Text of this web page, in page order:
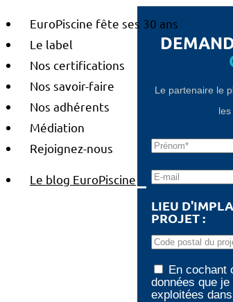
EuroPiscine fête ses 30 ans
Le label
Nos certifications
Nos savoir-faire
Nos adhérents
Médiation
Rejoignez-nous
Le blog EuroPiscine
Le partenaire le
LIEU
PROJET :
En cochant
données que
exploitées